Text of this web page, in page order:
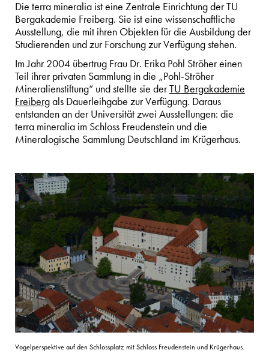
Die terra mineralia ist eine Zentrale Einrichtung der TU
Bergakademie Freiberg. Sie ist eine wissenschaftliche
Ausstellung, die mit ihren Objekten für die Ausbildung der
Studierenden und zur Forschung zur Verfügung stehen.
Im Jahr 2004 übertrug Frau Dr. Erika Pohl Ströher einen
Teil ihrer privaten Sammlung in die „Pohl-Ströher
Mineralienstiftung“ und stellte sie derTU Bergakademie
Freibergals Dauerleihgabe zur Verfügung. Daraus
entstanden an der Universität zwei Ausstellungen: die
terra mineralia im Schloss Freudenstein und die
Mineralogische Sammlung Deutschland im Krügerhaus.
Vogelperspektive auf den Schlossplatz mit Schloss Freudenstein und Krügerhaus.